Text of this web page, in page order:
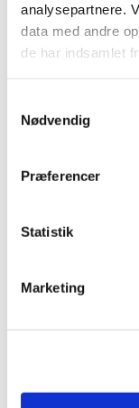
analysepartnere.
data med andre
de har indsamlet
Nødvendig
Præferencer
Statistik
Marketing
Du vil